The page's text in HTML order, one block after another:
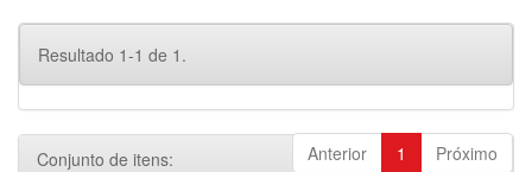
Resultado 1-1 de 1.
Anterior 1 Próximo
Conjunto de itens: